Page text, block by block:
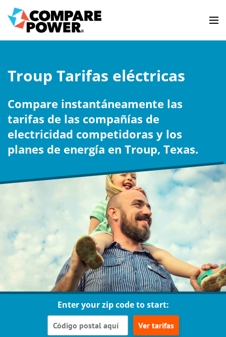
Troup Tarifas eléctricas
Compare instantáneamente las
tarifas de las compañías de
electricidad competidoras y los
planes de energía en Troup, Texas.
Enter your zip code to start:
Ver tarifas